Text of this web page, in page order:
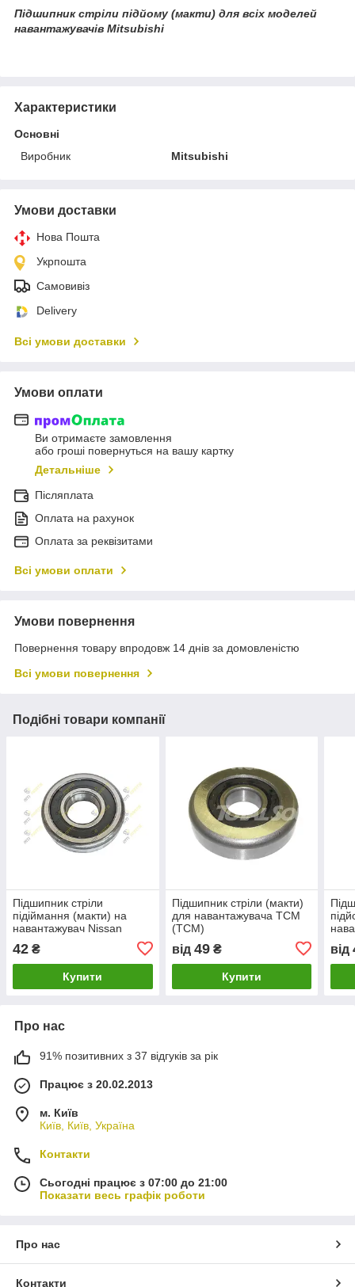
Підшипник стріли підйому (макти) для всіх моделей
навантажувачів Mitsubishi
Характеристики
Основні
Виробник
Mitsubishi
Умови доставки
Нова Пошта
Укрпошта
Самовивіз
Delivery
Всі умови доставки
Умови оплати
Ви отримаєте замовлення
або гроші повернуться на вашу картку
Детальніше
Післяплата
Оплата на рахунок
Оплата за реквізитами
Всі умови оплати
Умови повернення
Повернення товару впродовж 14 днів за домовленістю
Всі умови повернення
Подібні товари компанії
Підшипник стріли
підіймання (макти) на
навантажувач Nissan
42 ₴
Купити
Підшипник стріли (макти)
для навантажувача TCM
(ТСМ)
від 49₴
Купити
від
Про нас
91% позитивних з 37 відгуків за рік
Працює з 20.02.2013
м. Київ
Київ, Київ, Україна
Контакти
Сьогодні працює з 07:00 до 21:00
Показати весь графік роботи
Про нас
Контакти